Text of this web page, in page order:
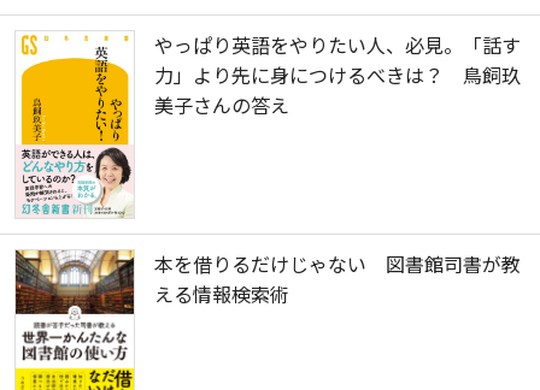
やっぱり英語をやりたい人、必見。「話す
力」より先に身につけるべきは？ 鳥飼玖
美子さんの答え
本を借りるだけじゃない 図書館司書が教
える情報検索術